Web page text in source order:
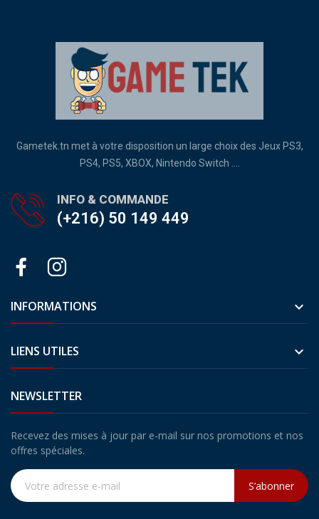
Gametek.tn met à votre disposition un large choix des Jeux PS3,
PS4, PS5, XBOX, Nintendo Switch ....
INFO & COMMANDE
(+216) 50 149 449
INFORMATIONS 
LIENS UTILES 
NEWSLETTER
Recevez des mises à jour par e-mail sur nos promotions et nos
offres spéciales.
S’abonner